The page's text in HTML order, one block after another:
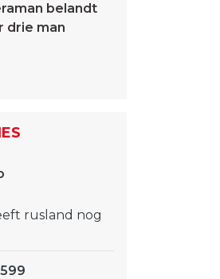
belandt
drie man
rusland nog